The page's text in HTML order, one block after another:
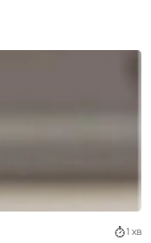
1 хв